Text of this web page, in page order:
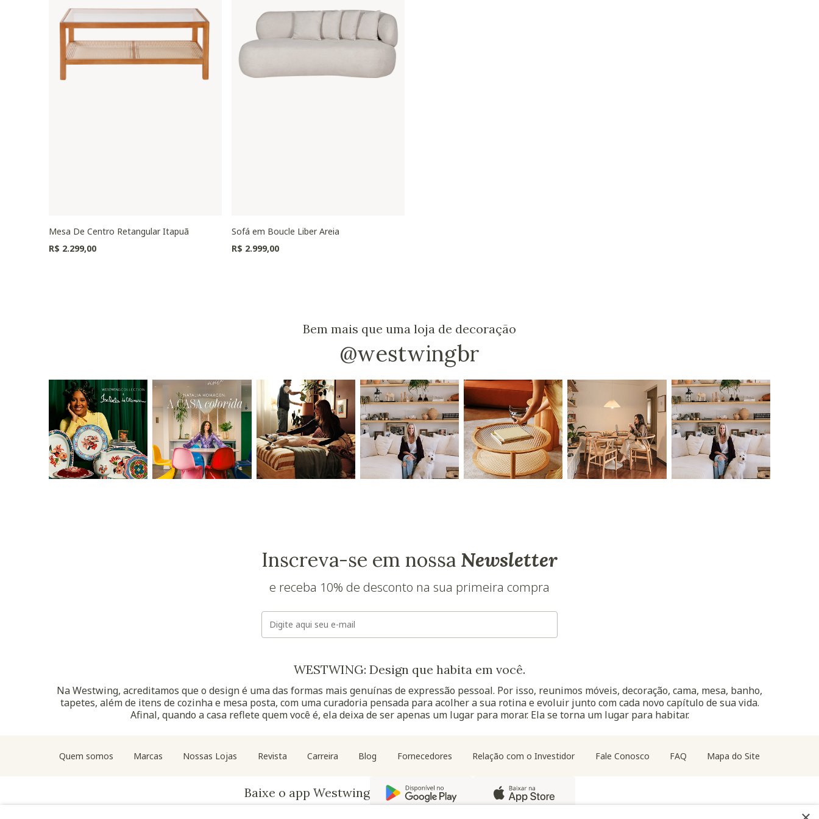
Mesa De Centro Retangular Itapuã
R$ 2.299,00
Sofá em Boucle Liber Areia
R$ 2.999,00
Bem mais que uma loja de decoração
@westwingbr
Inscreva-se em nossa Newsletter
e receba 10% de desconto na sua primeira compra
WESTWING: Design que habita em você.
Na Westwing, acreditamos que o design é uma das formas mais genuínas de expressão pessoal. Por isso, reunimos móveis, decoração, cama, mesa, banho,
tapetes, além de itens de cozinha e mesa posta, com uma curadoria pensada para acolher a sua rotina e evoluir junto com cada novo capítulo de sua vida.
Afinal, quando a casa reflete quem você é, ela deixa de ser apenas um lugar para morar. Ela se torna um lugar para habitar.
Quem somos Marcas Nossas Lojas Revista Carreira Blog Fornecedores Relação com o Investidor Fale Conosco FAQ Mapa do Site
Baixe o app Westwing